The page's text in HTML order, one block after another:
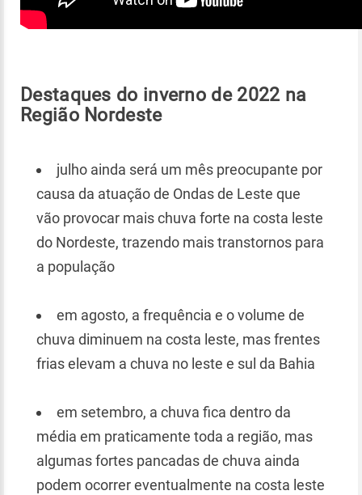
Destaques do inverno de 2022 na
Região Nordeste
julho ainda será um mês preocupante por
causa da atuação de Ondas de Leste que
vão provocar mais chuva forte na costa leste
do Nordeste, trazendo mais transtornos para
a população
em agosto, a frequência e o volume de
chuva diminuem na costa leste, mas frentes
frias elevam a chuva no leste e sul da Bahia
em setembro, a chuva fica dentro da
média em praticamente toda a região, mas
algumas fortes pancadas de chuva ainda
podem ocorrer eventualmente na costa leste